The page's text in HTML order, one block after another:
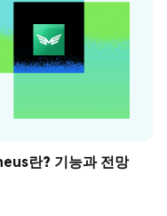
란? 기능과 전망